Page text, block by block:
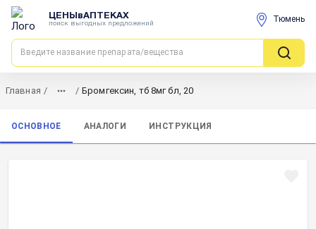
ЦЕНЫвАПТЕКАХ
поиск выгодных предложений Тюмень
Главная / / Бромгексин, тб 8мг бл, 20
ОСНОВНОЕ АНАЛОГИ ИНСТРУКЦИЯ